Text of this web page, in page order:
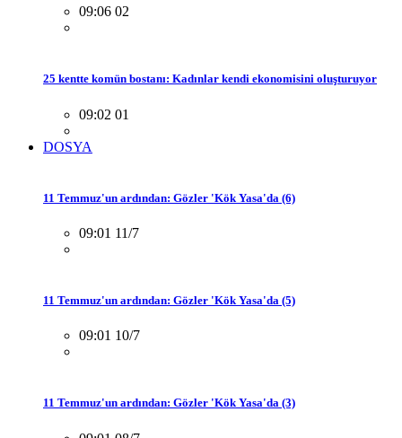
09:06 02
25 kentte komün bostanı: Kadınlar kendi ekonomisini oluşturuyor
09:02 01
DOSYA
11 Temmuz'un ardından: Gözler 'Kök Yasa'da (6)
09:01 11/7
11 Temmuz'un ardından: Gözler 'Kök Yasa'da (5)
09:01 10/7
11 Temmuz'un ardından: Gözler 'Kök Yasa'da (3)